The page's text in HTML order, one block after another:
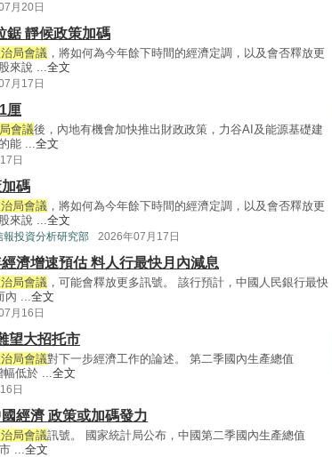
月20日
鋸 靜候政策加碼
局會議 ，將如何為今年餘下時間的經濟定調，以及會否釋放更
來說 ...全文
月17日
厘
會議後，內地有機會加快推出財政政策，力谷AI及能源基礎建
能 ...全文
日
碼
局會議 ，將如何為今年餘下時間的經濟定調，以及會否釋放更
來說 ...全文
報投資分析研究部 2026年07月17日
濟增速預估 料人行最快月內減息
局會議 ，可能會釋放更多訊號。 該行預計，中國人民銀行最快
內 ...全文
月16日
望大招托市
局會議對下一步經濟工作的論述。 第二季國內生產總值
幅低於 ...全文
日
經濟 政策或加碼發力
局會議訊號。 國家統計局公布，中國第二季國內生產總值
...全文